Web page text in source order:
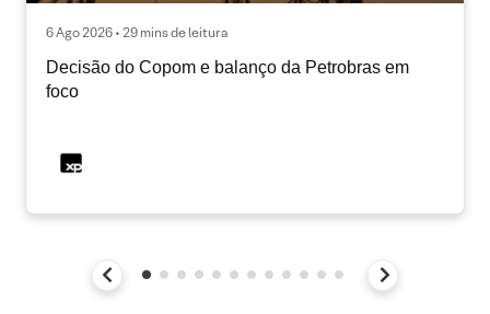
6 Ago 2026 • 29 mins de leitura
Decisão do Copom e balanço da Petrobras em
foco